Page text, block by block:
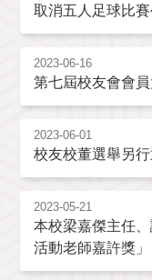
取消五人足球比
2023-06-16
第七屆校友會會
2023-06-01
校友校董選舉另
2023-05-21
本校梁嘉傑主任
活動老師嘉許獎」